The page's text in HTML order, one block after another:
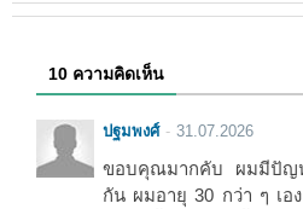
10 ความคิดเห็น
ปฐมพงศ์ 31.07.2026
ขอบคุณมากคับ ผมมีปัญห
กัน ผมอายุ 30 กว่า ๆ เอ